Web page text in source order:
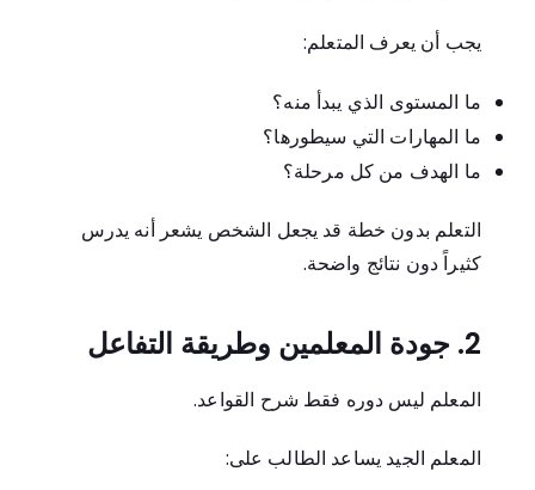
يجب أن يعرف المتعلم:
ما المستوى الذي يبدأ منه؟
ما المهارات التي سيطورها؟
ما الهدف من كل مرحلة؟
التعلم بدون خطة قد يجعل الشخص يشعر أنه يدرس
كثيراً دون نتائج واضحة.
2. جودة المعلمين وطريقة التفاعل
المعلم ليس دوره فقط شرح القواعد.
المعلم الجيد يساعد الطالب على: